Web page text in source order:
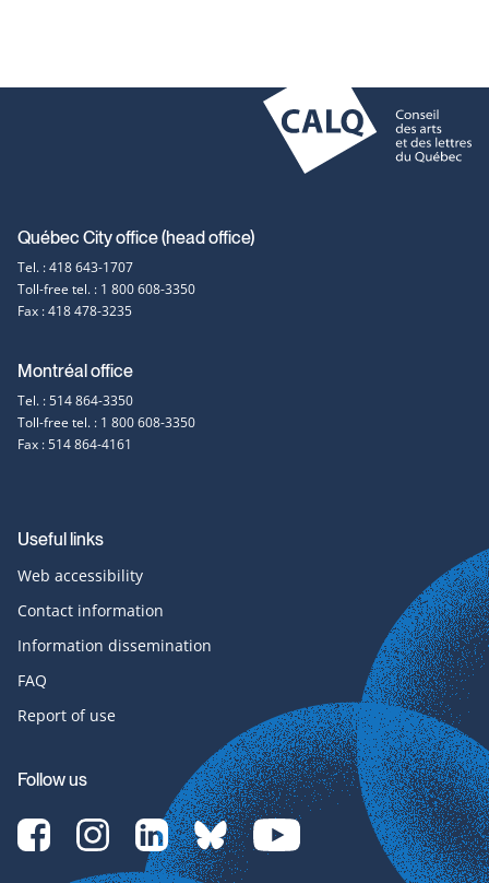
Contact
information
Québec City office (head office)
Tel. : 418 643-1707
Toll-free tel. : 1 800 608-3350
Fax : 418 478-3235
Montréal office
Tel. : 514 864-3350
Toll-free tel. : 1 800 608-3350
Fax : 514 864-4161
Useful links
Web accessibility
Contact information
Information dissemination
FAQ
Report of use
Follow us
[Translate
to
English:]
[Translate
to
English:]
[Translate
to
English:]
[Translate
to
English:]
[Translate
to